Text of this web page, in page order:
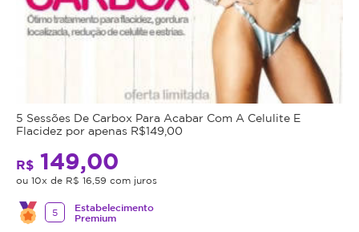
5 Sessões De Carbox Para Acabar Com A Celulite E
Flacidez por apenas R$149,00
R$ 149,00
ou 10x de R$ 16,59 com juros
5
Estabelecimento
Premium